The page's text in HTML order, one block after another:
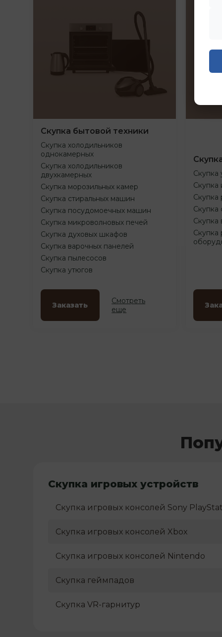
Скупка бытовой техники
Скупка холодильников
однокамерных
Скупка холодильников
двухкамерных
Скупка морозильных камер
Скупка стиральных машин
Скупка посудомоечных машин
Скупка микроволновых печей
Скупка духовых шкафов
Скупка варочных панелей
Скупка пылесосов
Скупка утюгов
Заказать
Смотреть
еще
Скупка
Скупка
Скупка
Скупка
Скупка
Скупка
Скупка игровых устройств
Скупка игровых консолей Sony
Скупка игровых консолей Xbox
Скупка игровых консолей Nintendo
Скупка геймпадов
Скупка VR-гарнитур